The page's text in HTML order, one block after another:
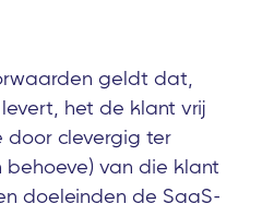
geldt dat,
het de klant vrij
door clevergig ter
van die klant
doeleinden de SaaS-